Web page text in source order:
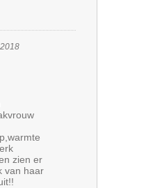
zien er
van haar